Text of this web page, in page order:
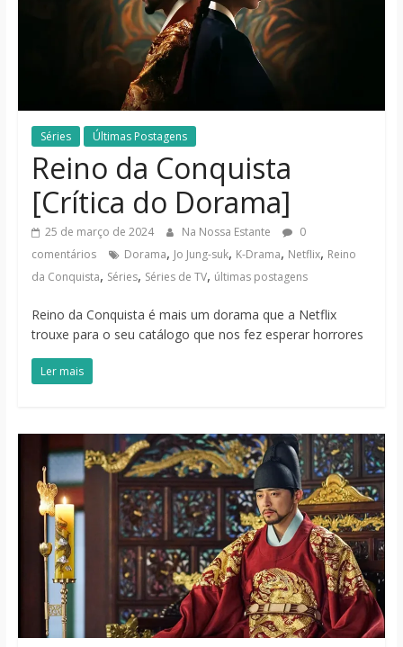
Séries Últimas Postagens
Reino da Conquista
[Crítica do Dorama]
25 de março de 2024 Na Nossa Estante
0
comentários
Dorama, Jo Jung-suk, K-Drama, Netflix, Reino
da Conquista, Séries, Séries de TV, últimas postagens
Reino da Conquista é mais um dorama que a Netflix
trouxe para o seu catálogo que nos fez esperar horrores
Ler mais